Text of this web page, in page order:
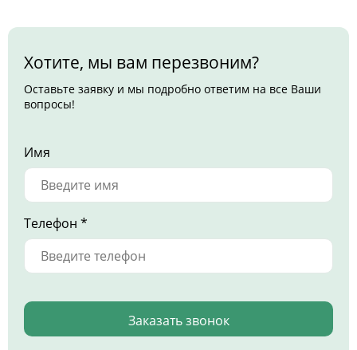
Хотите, мы вам перезвоним?
Оставьте заявку и мы подробно ответим на все Ваши
вопросы!
Имя
Телефон *
Заказать звонок